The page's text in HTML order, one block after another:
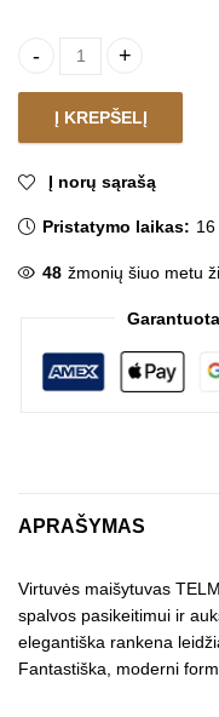
Virtuvės maišytuvas
Į KREPŠELĮ
Į norų sąrašą
Pristatymo laikas:
48 žmonių šiuo metu
APRAŠYMAS
Virtuvės maišytuvas
spalvos pasikeitimui ir
elegantiška rankena
Fantastiška, moderni